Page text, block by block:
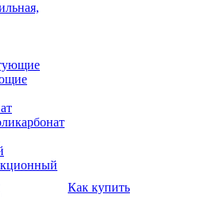
Как купить